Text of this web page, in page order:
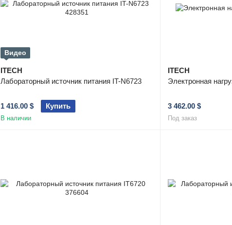
Видео
ITECH
Лабораторный источник питания IT-N6723
1 416.00 $ Купить
В наличии
ITECH
Электронная
3 462.00 $
Под заказ